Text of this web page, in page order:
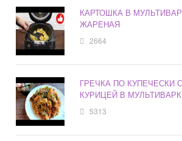
КАРТОШКА В
ЖАРЕНАЯ
2664
ГРЕЧКА ПО КУПЕЧЕСКИ
КУРИЦЕЙ В
5313